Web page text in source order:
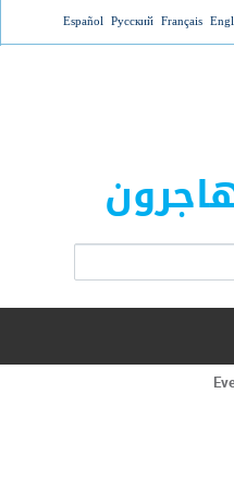
Jump
Français
Русский
Español